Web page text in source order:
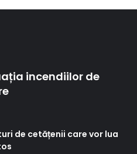
incendiilor de
de cetățenii care vor lua